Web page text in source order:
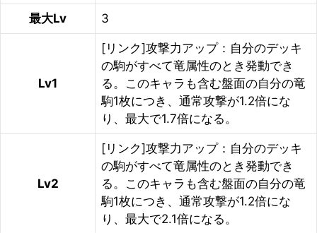
最大Lv 3
Lv1
[リンク]攻撃力アップ：自分のデッキ
の駒がすべて竜属性のとき発動でき
る。このキャラも含む盤面の自分の竜
駒1枚につき、通常攻撃が1.2倍にな
り、最大で1.7倍になる。
Lv2
[リンク]攻撃力アップ：自分のデッキ
の駒がすべて竜属性のとき発動でき
る。このキャラも含む盤面の自分の竜
駒1枚につき、通常攻撃が1.2倍にな
り、最大で2.1倍になる。